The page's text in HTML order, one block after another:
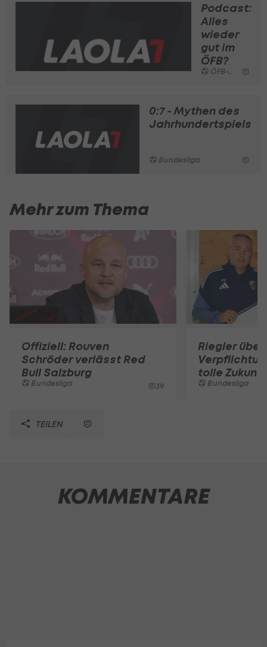
Podcast:
Alles
wieder
gut im
ÖFB?
ÖFB-Team
0:7 - Mythen des
Jahrhundertspiels
Bundesliga
Mehr zum Thema
Offiziell: Rouven
Schröder verlässt Red
Bull Salzburg
Bundesliga 39
Riegler
tolle
Bundesliga
TEILEN
KOMMENTARE